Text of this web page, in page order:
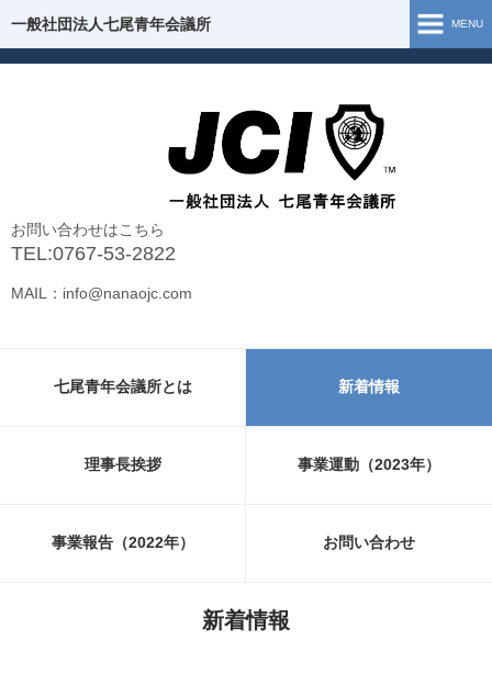
一般社団法人七尾青年会議所
お問い合わせはこちら
TEL:0767-53-2822
MAIL：info@nanaojc.com
MENU
組織図
事業運動（2026年）
新型コロナウイルス 支援・情報
七尾青年会議所とは 新着情報
理事長挨拶 事業運動（2023年）
事業報告（2022年） お問い合わせ
新着情報